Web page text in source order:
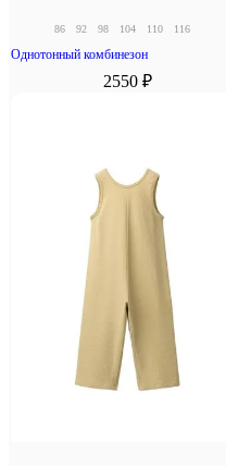
86 92 98 104 110 116
Однотонный комбинезон
2550 ₽